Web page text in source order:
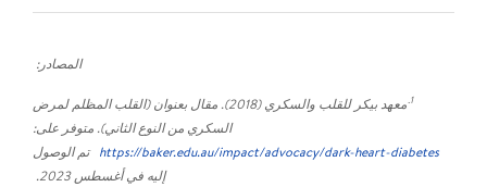
المصادر:
1.
معهد بيكر للقلب والسكري (2018). مقال بعنوان (القلب المظلم لمرض
السكري من النوع الثاني). متوفر على:
https://baker.edu.au/impact/advocacy/dark-heart-diabetes تم الوصول
إليه في أغسطس 2023.